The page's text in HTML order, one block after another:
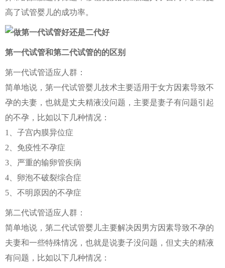
高了试管婴儿的成功率。
第一代试管和第二代试管的的区别
第一代试管适应人群：
简单地说，第一代试管婴儿技术主要适用于女方因素导致不
孕的夫妻，也就是丈夫精液没问题，主要是妻子有问题引起
的不孕，比如以下几种情况：
1、子宫内膜异位症
2、免疫性不孕症
3、严重的输卵管疾病
4、卵泡不破裂综合症
5、不明原因的不孕症
第二代试管适应人群：
简单地说，第二代试管婴儿主要解决因男方因素导致不孕的
夫妻和一些特殊情况，也就是说妻子没问题，但丈夫的精液
有问题，比如以下几种情况：